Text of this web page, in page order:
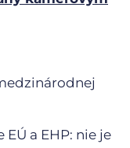
a EHP: nie je